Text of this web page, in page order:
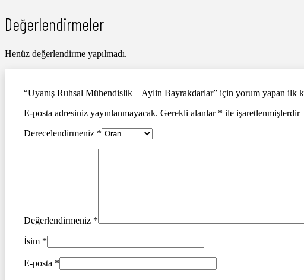
Değerlendirmeler
Henüz değerlendirme yapılmadı.
“Uyanış Ruhsal Mühendislik – Aylin Bayrakdarlar” için yorum yapan ilk
E-posta adresiniz yayınlanmayacak. Gerekli alanlar * ile işaretlenmişlerdir
Derecelendirmeniz *
Değerlendirmeniz *
İsim *
E-posta *